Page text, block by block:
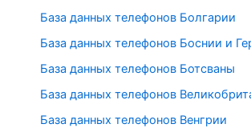
База данных телефонов Болгарии
База данных телефонов Боснии и
База данных телефонов Ботсваны
База данных телефонов
База данных телефонов Венгрии